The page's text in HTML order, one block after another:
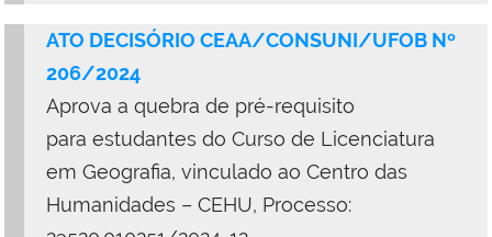
ATO DECISÓRIO CEAA/CONSUNI/UFOB Nº
206/2024
Aprova a quebra de pré-requisito
para estudantes do Curso de Licenciatura
em Geografia, vinculado ao Centro das
Humanidades – CEHU, Processo: